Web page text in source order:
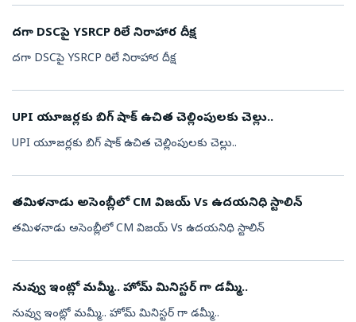
దగా DSCపై YSRCP రిలే నిరాహార దీక్ష
దగా DSCపై YSRCP రిలే నిరాహార దీక్ష
UPI యూజర్లకు బిగ్ షాక్ ఉచిత చెల్లింపులకు చెల్లు..
UPI యూజర్లకు బిగ్ షాక్ ఉచిత చెల్లింపులకు చెల్లు..
తమిళనాడు అసెంబ్లీలో CM విజయ్ Vs ఉదయనిధి స్టాలిన్
తమిళనాడు అసెంబ్లీలో CM విజయ్ Vs ఉదయనిధి స్టాలిన్
నువ్వు ఇంట్లో మమ్మీ.. హోమ్ మినిస్టర్ గా డమ్మీ..
నువ్వు ఇంట్లో మమ్మీ.. హోమ్ మినిస్టర్ గా డమ్మీ..